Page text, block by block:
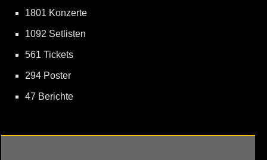
1801 Konzerte
1092 Setlisten
561 Tickets
294 Poster
47 Berichte